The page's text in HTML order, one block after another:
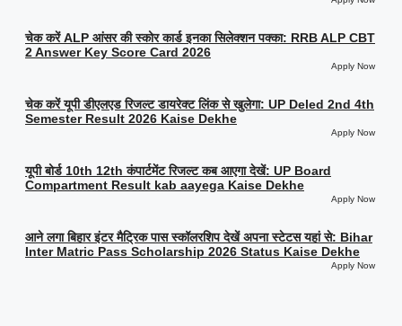
चेक करें ALP आंसर की स्कोर कार्ड इनका सिलेक्शन पक्का: RRB ALP CBT
2 Answer Key Score Card 2026
Apply Now
चेक करें यूपी डीएलएड रिजल्ट डायरेक्ट लिंक से खुलेगा: UP Deled 2nd 4th
Semester Result 2026 Kaise Dekhe
Apply Now
यूपी बोर्ड 10th 12th कंपार्टमेंट रिजल्ट कब आएगा देखें: UP Board
Compartment Result kab aayega Kaise Dekhe
Apply Now
आने लगा बिहार इंटर मैट्रिक पास स्कॉलरशिप देखें अपना स्टेटस यहां से: Bihar
Inter Matric Pass Scholarship 2026 Status Kaise Dekhe
Apply Now